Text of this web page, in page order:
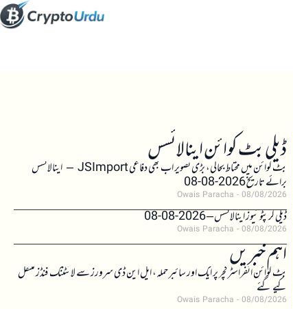
ڈیلی بٹ کوائن اینالائسس بٹ کوائن میں محتاط بحالی، بڑی تصویر اب بھی دفاعی JSImport – اینالائسس
برائے تاریخ 2026-08-08
Owais Paracha 08/08/2026
ڈیلی کرپٹو نیوز اینالائسس – 2026-08-08
Owais Paracha 08/08/2026
اہم خبریں
بٹ کوائن انفراسٹرکچر پر ایک اور سائبر حملہ، ایل این ڈی سرورز سے لائٹننگ فنڈز منتقل
کیے گئے
Owais Paracha 08/08/2026